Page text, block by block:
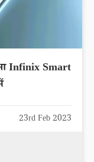
Infinix Smart
23rd Feb 2023